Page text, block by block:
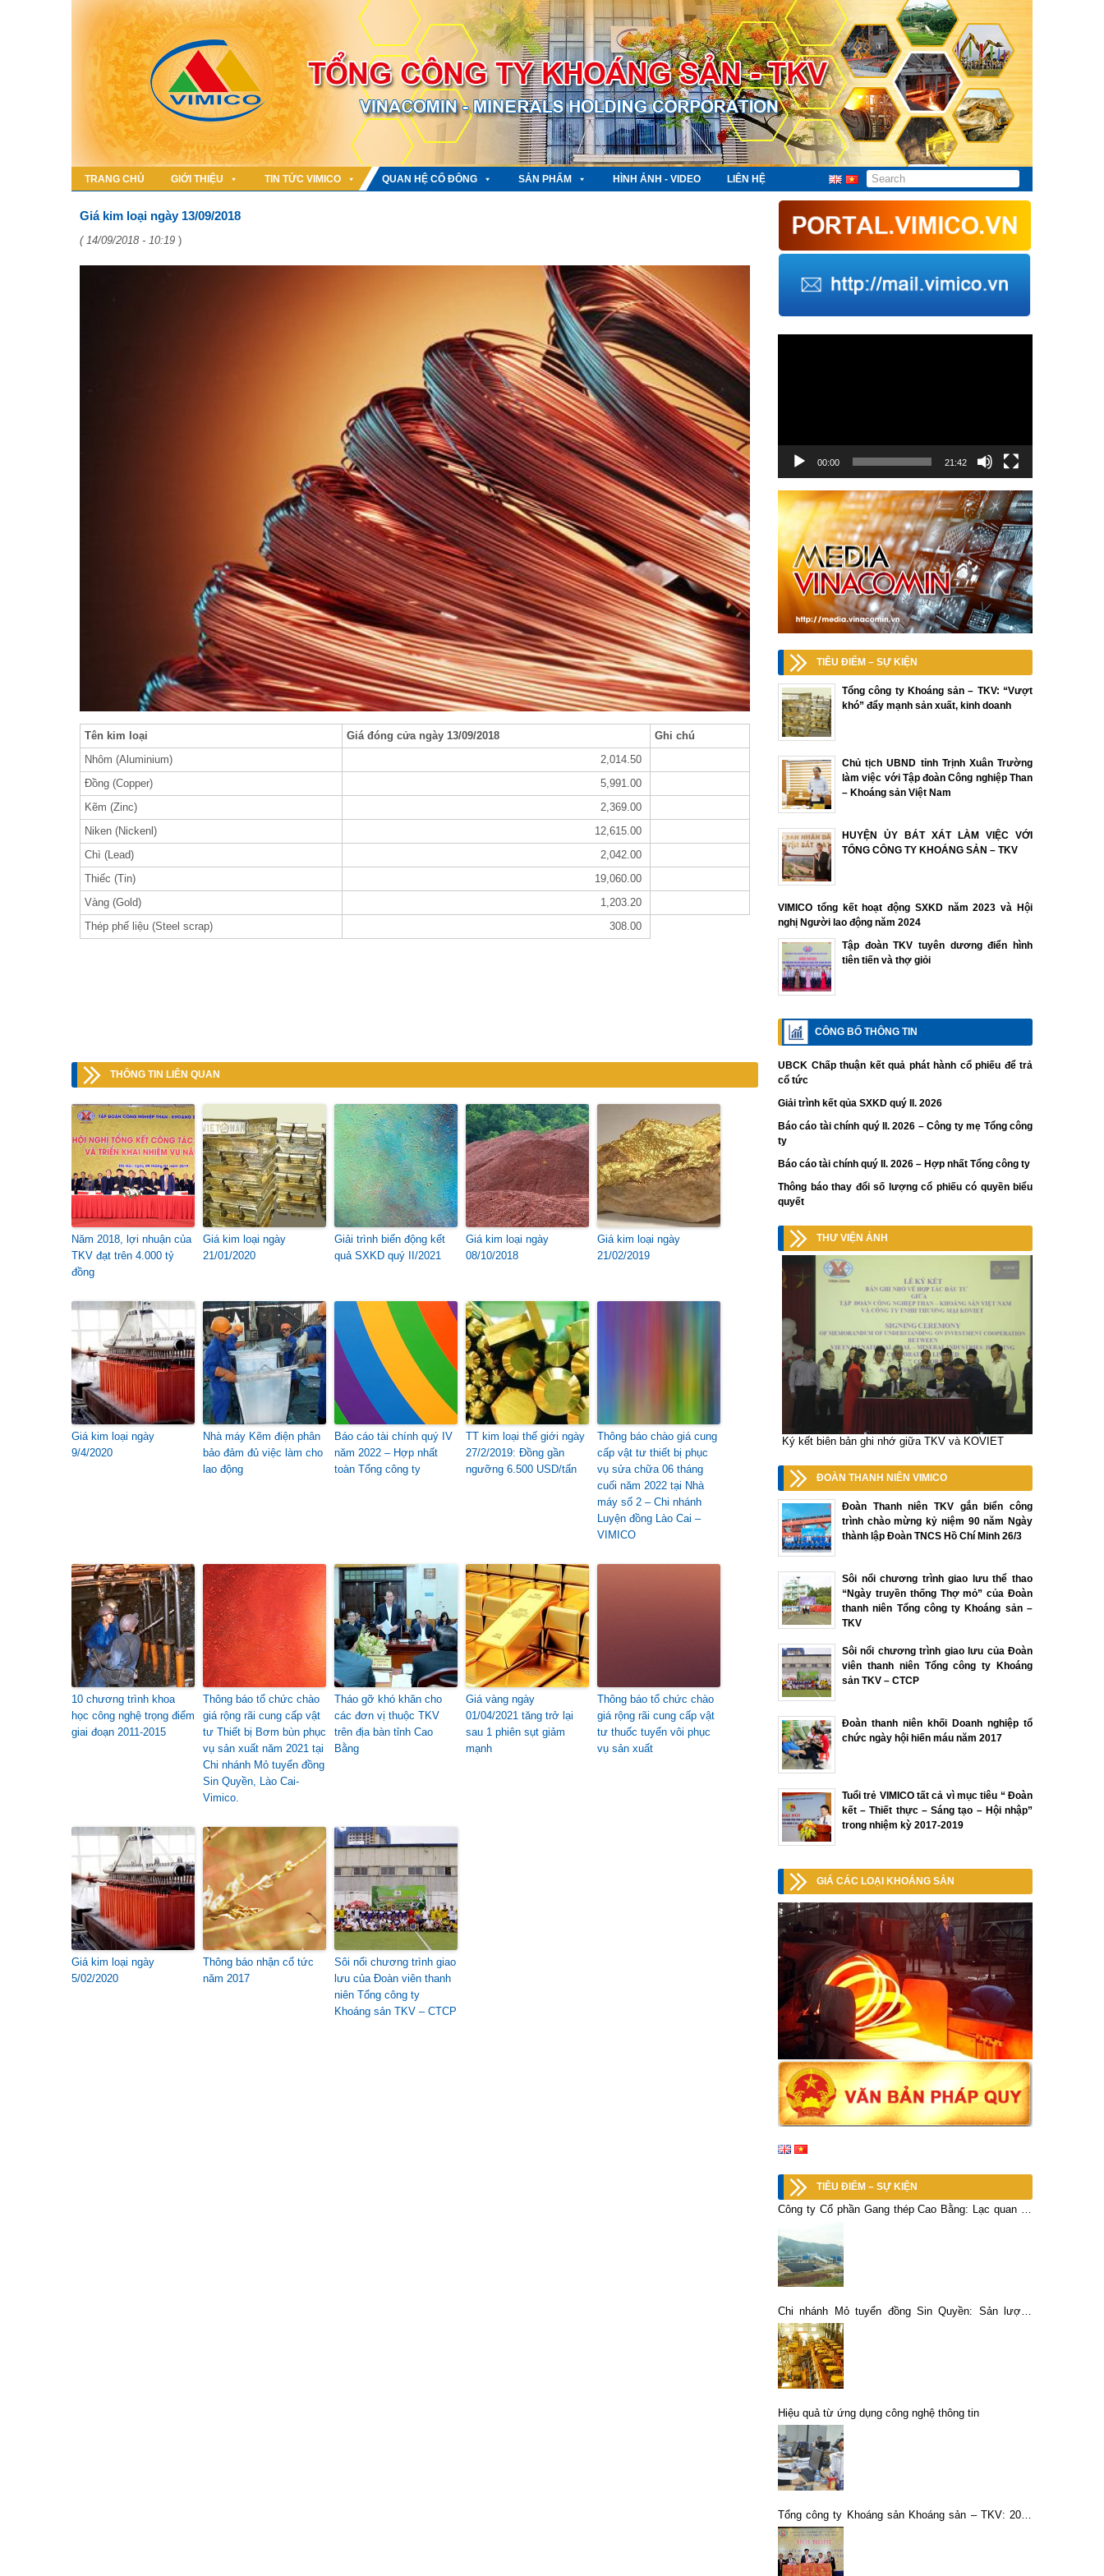
TRANG CHỦ GIỚI THIỆU TIN TỨC VIMICO QUAN HỆ CỔ ĐÔNG SẢN PHẨM HÌNH ẢNH - VIDEO LIÊN HỆ
Giá kim loại ngày 13/09/2018
( 14/09/2018 - 10:19 )
Tên kim loại Giá đóng cửa ngày 13/09/2018
Ghi chú
Nhôm (Aluminium)
2,014.50
Đồng (Copper)
5,991.00
Kẽm (Zinc)
2,369.00
Niken (Nickenl)
12,615.00
Chì (Lead)
2,042.00
Thiếc (Tin)
19,060.00
Vàng (Gold)
1,203.20
Thép phế liệu (Steel scrap)
308.00
THÔNG TIN LIÊN QUAN
Năm 2018, lợi nhuận của
TKV đạt trên 4.000 tỷ
đồng
Giá kim loại ngày
21/01/2020
Giải trình biến động kết
quả SXKD quý II/2021
Giá kim loại ngày
08/10/2018
Giá kim loại ngày
21/02/2019
Giá kim loại ngày
9/4/2020
Nhà máy Kẽm điện phân
bảo đảm đủ việc làm cho
lao động
Báo cáo tài chính quý IV
năm 2022 – Hợp nhất
toàn Tổng công ty
TT kim loại thế giới ngày
27/2/2019: Đồng gần
ngưỡng 6.500 USD/tấn
Thông báo chào giá cung
cấp vật tư thiết bị phục
vụ sửa chữa 06 tháng
cuối năm 2022 tại Nhà
máy số 2 – Chi nhánh
Luyện đồng Lào Cai –
VIMICO
10 chương trình khoa
học công nghệ trọng điểm
giai đoạn 2011-2015
Thông báo tổ chức chào
giá rộng rãi cung cấp vật
tư Thiết bị Bơm bùn phục
vụ sản xuất năm 2021 tại
Chi nhánh Mỏ tuyển đồng
Sin Quyền, Lào Cai-
Vimico.
Tháo gỡ khó khăn cho
các đơn vị thuộc TKV
trên địa bàn tỉnh Cao
Bằng
Giá vàng ngày
01/04/2021 tăng trở lại
sau 1 phiên sụt giảm
mạnh
Thông báo tổ chức chào
giá rộng rãi cung cấp vật
tư thuốc tuyển vôi phục
vụ sản xuất
Giá kim loại ngày
5/02/2020
Thông báo nhận cổ tức
năm 2017
Sôi nổi chương trình giao
lưu của Đoàn viên thanh
niên Tổng công ty
Khoáng sản TKV – CTCP
00:00 21:42
TIÊU ĐIỂM – SỰ KIỆN
Tổng công ty Khoáng sản – TKV: “Vượt
khó” đẩy mạnh sản xuất, kinh doanh
Chủ tịch UBND tỉnh Trịnh Xuân Trường
làm việc với Tập đoàn Công nghiệp Than
– Khoáng sản Việt Nam
HUYỆN ỦY BÁT XÁT LÀM VIỆC VỚI
TỔNG CÔNG TY KHOÁNG SẢN – TKV
VIMICO tổng kết hoạt động SXKD năm 2023 và Hội
nghị Người lao động năm 2024
Tập đoàn TKV tuyên dương điển hình
tiên tiến và thợ giỏi
CÔNG BỐ THÔNG TIN
UBCK Chấp thuận kết quả phát hành cổ phiếu để trả
cổ tức
Giải trình kết qủa SXKD quý II. 2026
Báo cáo tài chính quý II. 2026 – Công ty mẹ Tổng công
ty
Báo cáo tài chính quý II. 2026 – Hợp nhất Tổng công ty
Thông báo thay đổi số lượng cổ phiếu có quyền biểu
quyết
THƯ VIỆN ẢNH
Ký kết biên bản ghi nhớ giữa TKV và KOVIET
ĐOÀN THANH NIÊN VIMICO
Đoàn Thanh niên TKV gắn biển công
trình chào mừng kỷ niệm 90 năm Ngày
thành lập Đoàn TNCS Hồ Chí Minh 26/3
Sôi nổi chương trình giao lưu thể thao
“Ngày truyền thống Thợ mỏ” của Đoàn
thanh niên Tổng công ty Khoáng sản –
TKV
Sôi nổi chương trình giao lưu của Đoàn
viên thanh niên Tổng công ty Khoáng
sản TKV – CTCP
Đoàn thanh niên khối Doanh nghiệp tổ
chức ngày hội hiến máu năm 2017
Tuổi trẻ VIMICO tất cả vì mục tiêu “ Đoàn
kết – Thiết thực – Sáng tạo – Hội nhập”
trong nhiệm kỳ 2017-2019
GIÁ CÁC LOẠI KHOÁNG SẢN
TIÊU ĐIỂM – SỰ KIỆN
Công ty Cổ phần Gang thép Cao Bằng: Lạc quan về
Chi nhánh Mỏ tuyển đồng Sin Quyền: Sản lượng
khai thác và tuyển quặng tăng
Hiệu quả từ ứng dụng công nghệ thông tin
Tổng công ty Khoáng sản Khoáng sản – TKV: 2020
vượt khó thành công để vững bước vào năm 2021